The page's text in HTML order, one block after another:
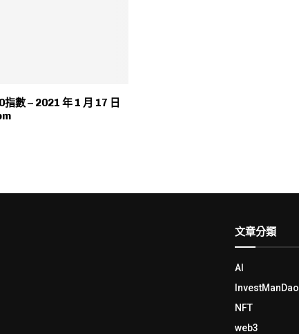
指數 – 2021 年 1 月 17 日
文章分類
AI
InvestManDao
NFT
web3